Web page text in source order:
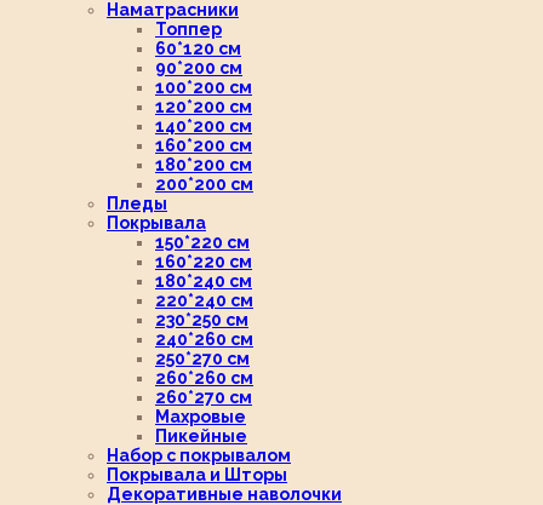
Наматрасники
Топпер
60*120 см
90*200 см
100*200 см
120*200 см
140*200 см
160*200 см
180*200 см
200*200 см
Пледы
Покрывала
150*220 см
160*220 см
180*240 см
220*240 см
230*250 см
240*260 см
250*270 см
260*260 см
260*270 см
Махровые
Пикейные
Набор с покрывалом
Покрывала и Шторы
Декоративные наволочки